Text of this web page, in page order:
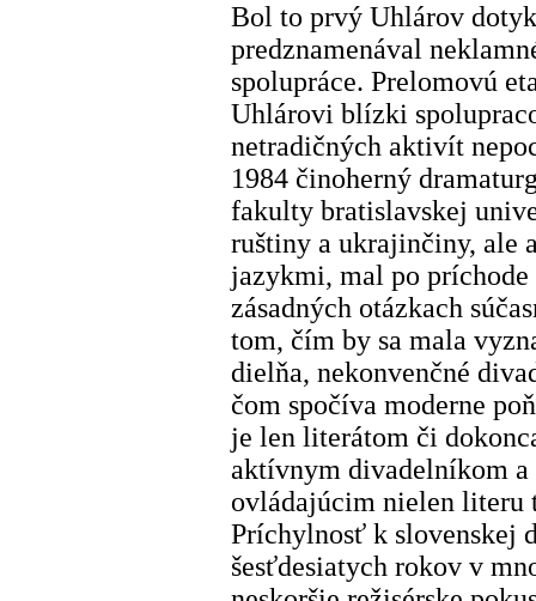
Bol to prvý Uhlárov
predznamenával
spolupráce. Prelomovú
Uhlárovi blízki
netradičných aktivít
1984 činoherný
fakulty bratislavskej
ruštiny a ukrajinčiny, ale
jazykmi, mal po
zásadných otázkach
tom, čím by sa mala
dielňa, nekonvenčné
čom spočíva moderne
je len literátom či
aktívnym divadelníkom
ovládajúcim nielen literu
Príchylnosť k slovenskej
šesťdesiatych rokov v